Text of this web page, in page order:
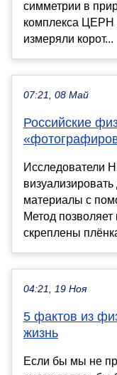
симметрии в
комплекса
измеряли корот...
07:21, 08 Май
Российские
Исследователи
материалы с
Метод
скреплены
04:21, 19 Ноя
5 фактов из
жизнь
Если бы мы не